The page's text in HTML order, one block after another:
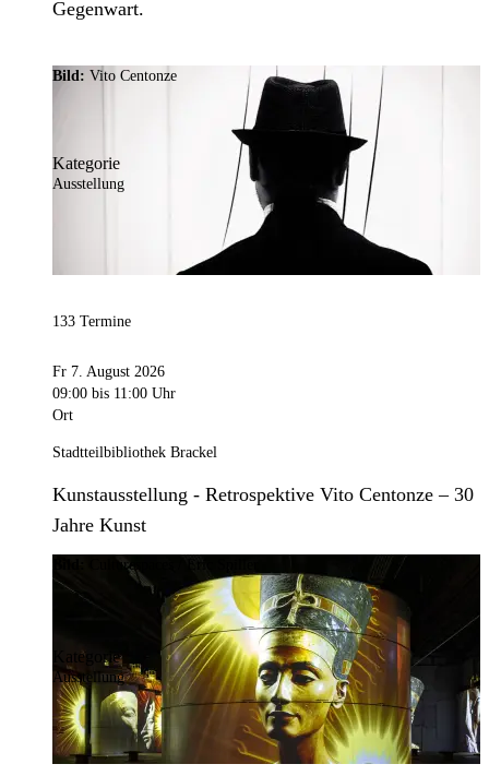
Gegenwart.
Bild: Vito Centonze
Kategorie
Ausstellung
133 Termine
Fr 7. August 2026
09:00 bis 11:00 Uhr
Ort
Stadtteilbibliothek Brackel
Kunstausstellung - Retrospektive Vito Centonze – 30
Jahre Kunst
Culturespaces / Eric Spiller
Kategorie
Ausstellung